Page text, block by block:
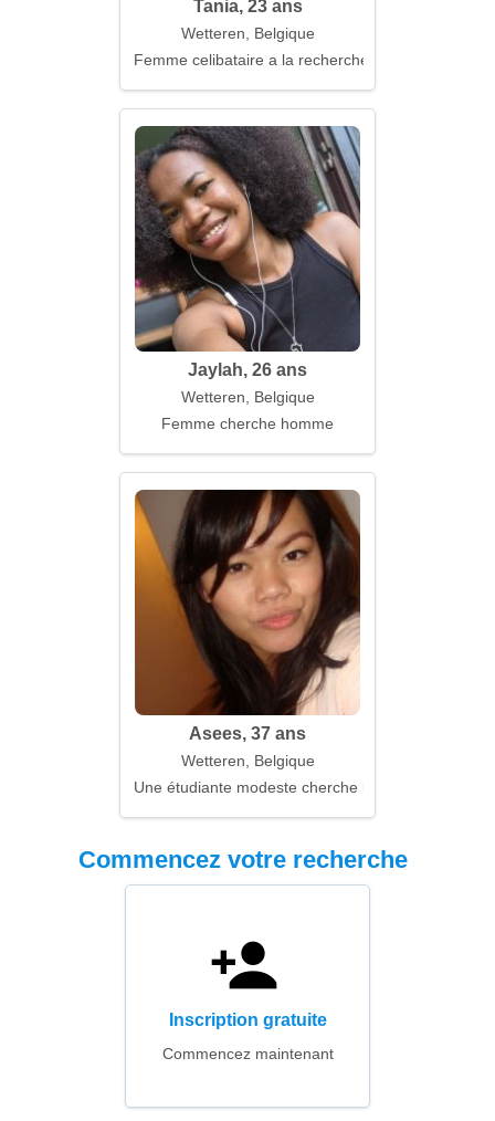
Tania, 23 ans
Wetteren, Belgique
Femme celibataire a la recherche d'un mari
Jaylah, 26 ans
Wetteren, Belgique
Femme cherche homme
Asees, 37 ans
Wetteren, Belgique
Une étudiante modeste cherche le printemps
Commencez votre recherche
Inscription gratuite
Commencez maintenant